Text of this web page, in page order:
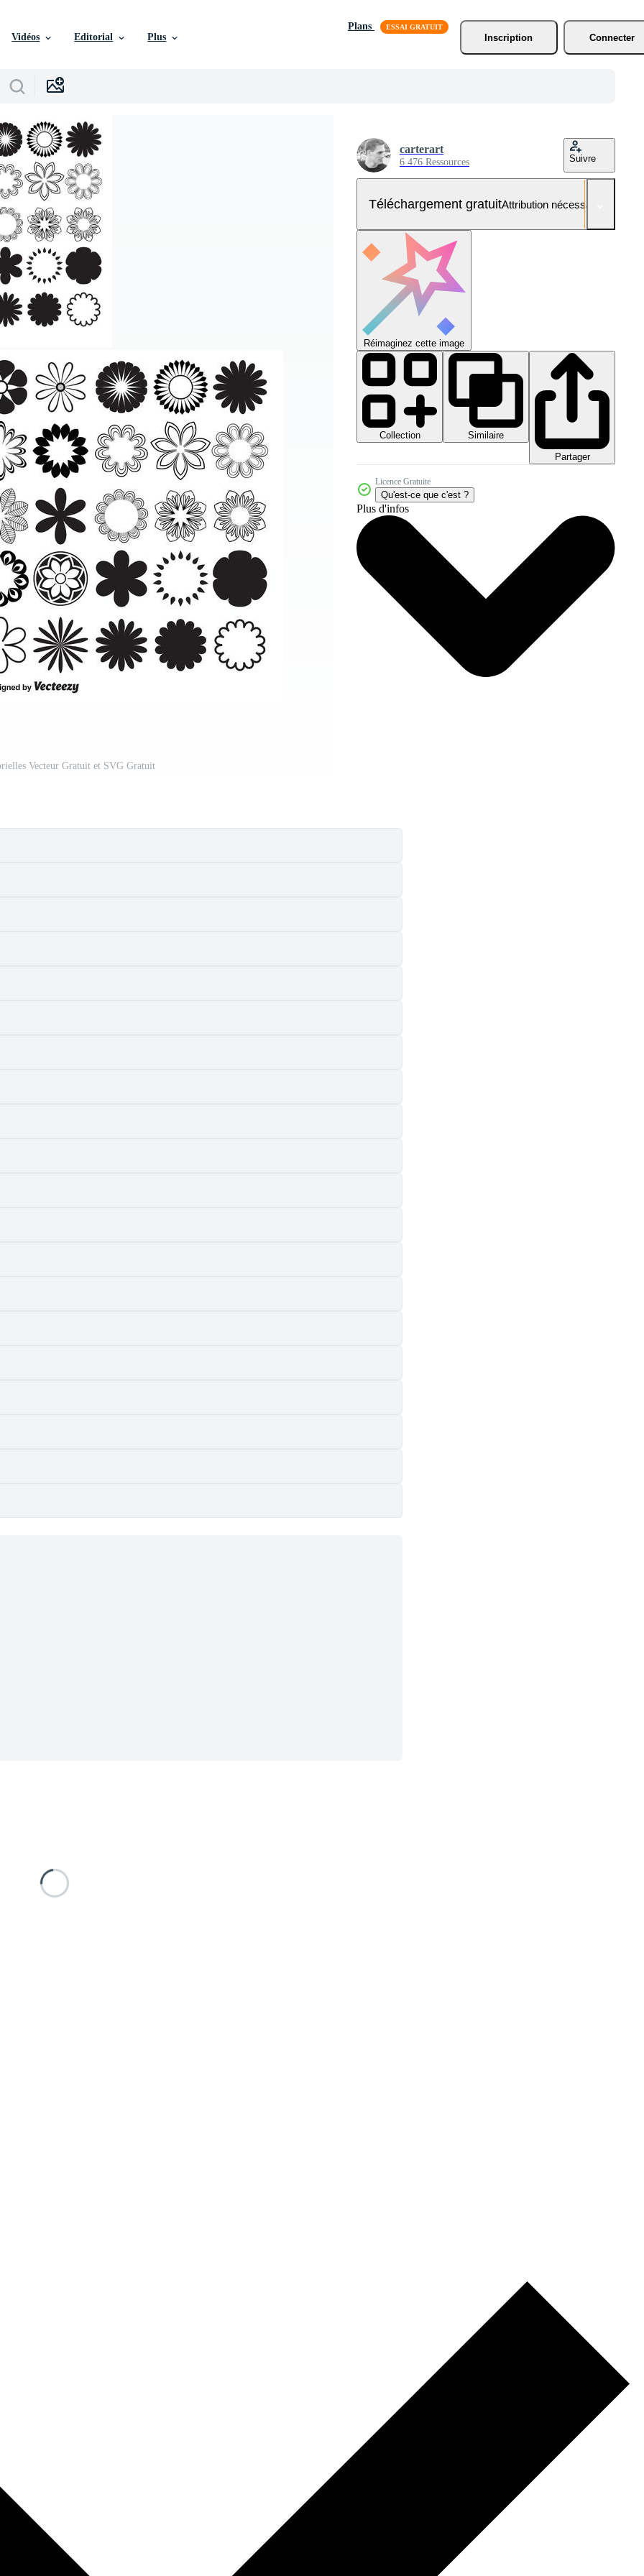
Vidéos Editorial Plus
Plans
Inscription
Connecter
Vecteur Gratuit et SVG Gratuit
carterart
6 476 Ressources Suivre
Téléchargement gratuitAttribution nécessaire
Réimaginez cette image
Collection
Similaire
Partager
Licence Gratuite
Qu'est-ce que c'est ?
Plus d'infos